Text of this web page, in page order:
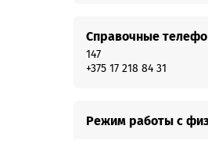
Справочные
147
+375 17 218 84 31
Режим работы с